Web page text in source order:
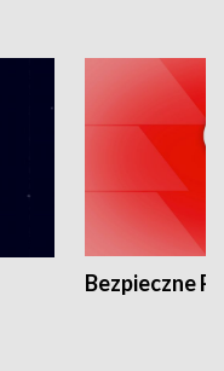
Bezpieczne